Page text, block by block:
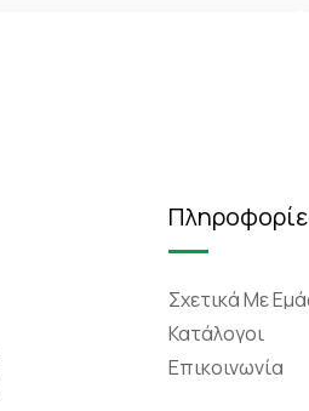
Σχετικά Mε
Κατάλογοι
Επικοινωνία